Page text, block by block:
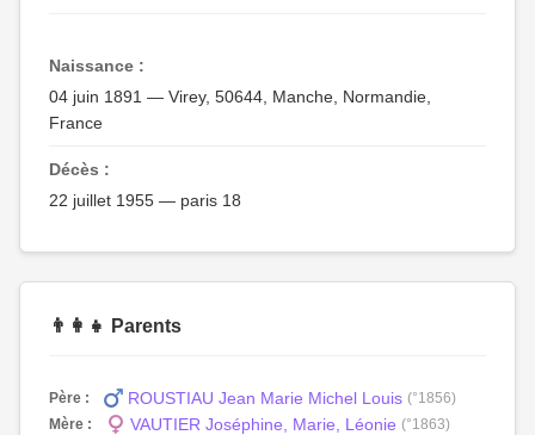
Naissance :
04 juin 1891 — Virey, 50644, Manche, Normandie,
France
Décès :
22 juillet 1955 — paris 18
👨‍👩‍👧 Parents
Père : ROUSTIAU Jean Marie Michel Louis (°1856)
Mère :
VAUTIER Joséphine, Marie, Léonie (°1863)